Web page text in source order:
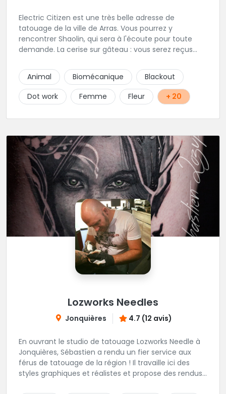
Electric Citizen est une très belle adresse de
tatouage de la ville de Arras. Vous pourrez y
rencontrer Shaolin, qui sera à l'écoute pour toute
demande. La cerise sur gâteau : vous serez reçus
conviviale. N'hésitez à vous rendre au studio pour
que l'équipe vous aiguille dans votre projet.
Animal Biomécanique
Blackout
Dot work
Femme Fleur + 20
Lozworks Needles
Jonquières 4.7 (12 avis)
En ouvrant le studio de tatouage Lozworks Needle à
Jonquières, Sébastien a rendu un fier service aux
férus de tatouage de la région ! Il travaille ici des
styles graphiques et réalistes et propose des rendus